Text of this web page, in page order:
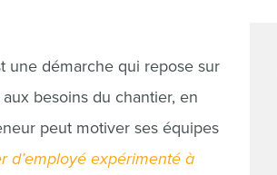
une démarche qui repose sur
besoins du chantier, en
peut motiver ses équipes
d’employé expérimenté à